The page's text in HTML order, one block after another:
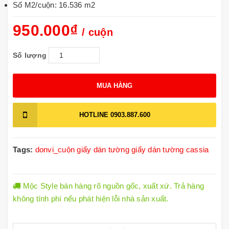
Số M2/cuộn: 16.536 m2
950.000₫/ cuộn
Số lượng
MUA HÀNG
HOTLINE 0903.887.600
Tags: donvi_cuộn giấy dán tường giấy dán tường cassia
Mộc Style bán hàng rõ nguồn gốc, xuất xứ. Trả hàng
không tính phí nếu phát hiện lỗi nhà sản xuất.